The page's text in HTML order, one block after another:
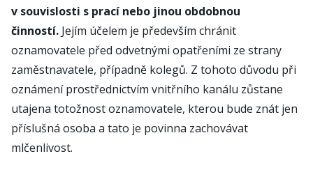
v souvislosti s prací nebo jinou obdobnou
činností. Jejím účelem je především chránit
oznamovatele před odvetnými opatřeními ze strany
zaměstnavatele, případně kolegů. Z tohoto důvodu při
oznámení prostřednictvím vnitřního kanálu zůstane
utajena totožnost oznamovatele, kterou bude znát jen
příslušná osoba a tato je povinna zachovávat
mlčenlivost.